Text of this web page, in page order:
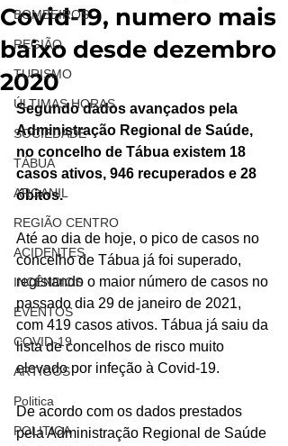
BOMBEIROS
REGIÃO
TURISMO
ÚLTIMAS HORAS
SOCIEDADE
TÁBUA
ARGANIL
REGIÃO CENTRO
ACIDENTES
INCÊNDIOS
EVENTOS
COVID-19
ARTIGOS
Politica
POLITICA
Covid-19, numero mais
baixo desde dezembro
2020
Segundo dados avançados pela
Administração Regional de Saúde,
no concelho de Tábua existem 18
casos ativos, 946 recuperados e 28
óbitos.
Até ao dia de hoje, o pico de casos no
concelho de Tábua já foi superado,
registando o maior número de casos no
passado dia 29 de janeiro de 2021,
com 419 casos ativos. Tábua já saiu da
lista de concelhos de risco muito
elevado por infeção à Covid-19.
De acordo com os dados prestados
pela Administração Regional de Saúde